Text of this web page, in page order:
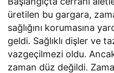
üretilen bu gargara,
sağlığını korumasına
geldi. Sağlıklı dişler ve
vazgeçilmezi oldu.
zaman düz değildi.